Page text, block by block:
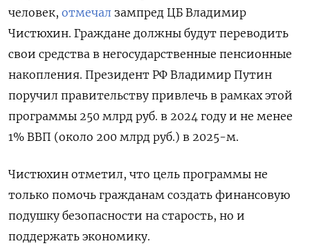
человек, отмечал зампред ЦБ Владимир
Чистюхин. Граждане должны будут переводить
свои средства в негосударственные пенсионные
накопления. Президент РФ Владимир Путин
поручил правительству привлечь в рамках этой
программы 250 млрд руб. в 2024 году и не менее
1% ВВП (около 200 млрд руб.) в 2025-м.
Чистюхин отметил, что цель программы не
только помочь гражданам создать финансовую
подушку безопасности на старость, но и
поддержать экономику.